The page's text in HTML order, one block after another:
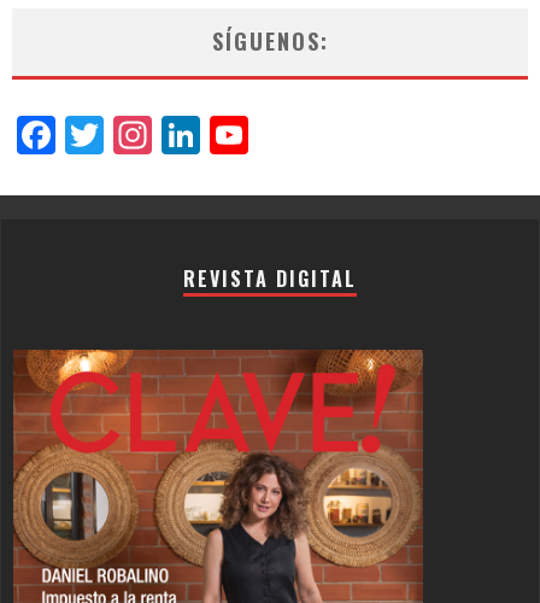
SÍGUENOS:
Facebook
Twitter
Instagram
LinkedIn
REVISTA DIGITAL